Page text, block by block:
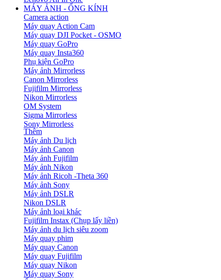
MÁY ẢNH - ỐNG KÍNH
Camera action
Máy quay Action Cam
Máy quay DJI Pocket - OSMO
Máy quay GoPro
Máy quay Insta360
Phụ kiện GoPro
Máy ảnh Mirrorless
Canon Mirrorless
Fujifilm Mirrorless
Nikon Mirrorless
OM System
Sigma Mirrorless
Sony Mirrorless
Thêm
Máy ảnh Du lịch
Máy ảnh Canon
Máy ảnh Fujifilm
Máy ảnh Nikon
Máy ảnh Ricoh -Theta 360
Máy ảnh Sony
Máy ảnh DSLR
Nikon DSLR
Máy ảnh loại khác
Fujifilm Instax (Chụp lấy liền)
Máy ảnh du lịch siêu zoom
Máy quay phim
Máy quay Canon
Máy quay Fujifilm
Máy quay Nikon
Máy quay Sony